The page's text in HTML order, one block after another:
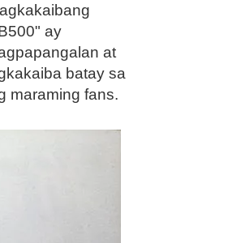
ay
at
batay sa
maraming fans.